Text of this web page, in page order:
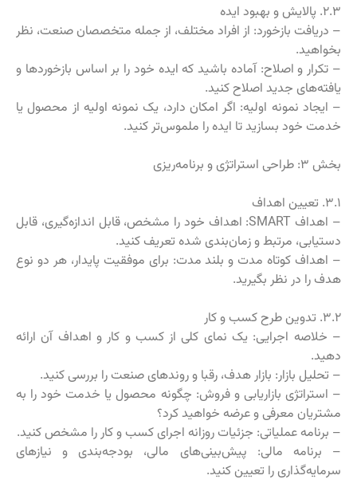
۲.۳. پالایش و بهبود ایده
– دریافت بازخورد: از افراد مختلف، از جمله متخصصان صنعت، نظر
بخواهید.
– تکرار و اصلاح: آماده باشید که ایده خود را بر اساس بازخوردها و
یافته‌های جدید اصلاح کنید.
– ایجاد نمونه اولیه: اگر امکان دارد، یک نمونه اولیه از محصول یا
خدمت خود بسازید تا ایده را ملموس‌تر کنید.
بخش ۳: طراحی استراتژی و برنامه‌ریزی
۳.۱. تعیین اهداف
– اهداف SMART: اهداف خود را مشخص، قابل اندازه‌گیری، قابل
دستیابی، مرتبط و زمان‌بندی شده تعریف کنید.
– اهداف کوتاه مدت و بلند مدت: برای موفقیت پایدار، هر دو نوع
هدف را در نظر بگیرید.
۳.۲. تدوین طرح کسب و کار
– خلاصه اجرایی: یک نمای کلی از کسب و کار و اهداف آن ارائه
دهید.
– تحلیل بازار: بازار هدف، رقبا و روندهای صنعت را بررسی کنید.
– استراتژی بازاریابی و فروش: چگونه محصول یا خدمت خود را به
مشتریان معرفی و عرضه خواهید کرد؟
– برنامه عملیاتی: جزئیات روزانه اجرای کسب و کار را مشخص کنید.
– برنامه مالی: پیش‌بینی‌های مالی، بودجه‌بندی و نیازهای
سرمایه‌گذاری را تعیین کنید.